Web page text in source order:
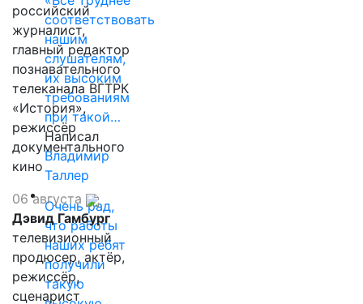
соответствовать
нашим
слушателям,
их высоким
требованиям
при такой…
Написал
Владимир
Таллер
Очень рад,
что работы
наших ребят
получили
такую
российский
журналист,
главный редактор
познавательного
телеканала ВГТРК
«История»,
режиссёр
документального
кино
06 августа
Дэвид Гамбург
телевизионный
продюсер, актёр,
режиссёр,
сценарист